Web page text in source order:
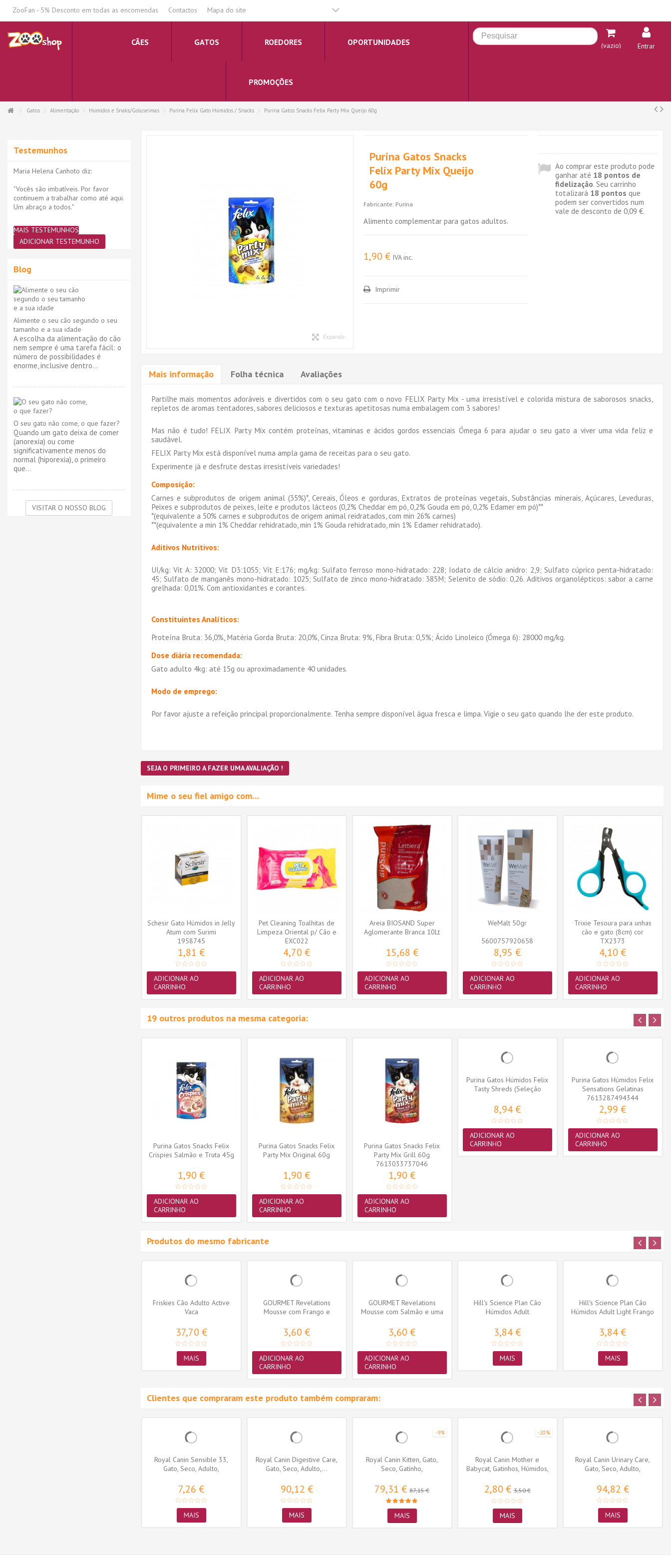
ZooFan - 5% Desconto em todas as encomendas Contactos Mapa do site
CÃES GATOS ROEDORES OPORTUNIDADES
PROMOÇÕES
(vazio) Entrar
Gatos Alimentação Humidos e Snaks/Goluseimas Purina Felix Gato Húmidos / Snacks Purina Gatos Snacks Felix Party Mix Queijo 60g
Expandir
Purina Gatos Snacks
Felix Party Mix Queijo
60g
Fabricante: Purina
Alimento complementar para gatos adultos.
1,90 € IVA inc.
Imprimir
Ao comprar este produto pode
ganhar até 18 pontos de
fidelização. Seu carrinho
totalizará 18 pontos que
podem ser convertidos num
vale de desconto de 0,09 €.
Mais informação Folha técnica Avaliações
Partilhe mais momentos adoráveis e divertidos com o seu gato com o novo FELIX Party Mix - uma irresistível e colorida mistura de saborosos snacks,
repletos de aromas tentadores, sabores deliciosos e texturas apetitosas numa embalagem com 3 sabores!
Mas não é tudo! FELIX Party Mix contém proteínas, vitaminas e ácidos gordos essenciais Ómega 6 para ajudar o seu gato a viver uma vida feliz e
saudável.
FELIX Party Mix está disponível numa ampla gama de receitas para o seu gato.
Experimente já e desfrute destas irresistíveis variedades!
Composição:
Carnes e subprodutos de origem animal (35%)*, Cereais, Óleos e gorduras, Extratos de proteínas vegetais, Substâncias minerais, Açúcares, Leveduras,
Peixes e subprodutos de peixes, leite e produtos lácteos (0,2% Cheddar em pó, 0,2% Gouda em pó, 0,2% Edamer em pó)**
*(equivalente a 50% carnes e subprodutos de origem animal reidratados, com min 26% carnes)
**(equivalente a min 1% Cheddar rehidratado, min 1% Gouda rehidratado, min 1% Edamer rehidratado).
Aditivos Nutritivos:
UI/kg: Vit A: 32000; Vit D3:1055; Vit E:176; mg/kg: Sulfato ferroso mono-hidratado: 228; Iodato de cálcio anidro: 2,9; Sulfato cúprico penta-hidratado:
45; Sulfato de manganês mono-hidratado: 1025; Sulfato de zinco mono-hidratado: 385M; Selenito de sódio: 0,26. Aditivos organolépticos: sabor a carne
grelhada: 0,01%. Com antioxidantes e corantes.
Constituintes Analíticos:
Proteína Bruta: 36,0%, Matéria Gorda Bruta: 20,0%, Cinza Bruta: 9%, Fibra Bruta: 0,5%; Ácido Linoleico (Ómega 6): 28000 mg/kg.
Dose diária recomendada:
Gato adulto 4kg: até 15g ou aproximadamente 40 unidades.
Modo de emprego:
Por favor ajuste a refeição principal proporcionalmente. Tenha sempre disponível água fresca e limpa. Vigie o seu gato quando lhe der este produto.
SEJA O PRIMEIRO A FAZER UMA AVALIAÇÃO !
Mime o seu fiel amigo com…
Schesir Gato Húmidos in Jelly
Atum com Surimi
1958745
1,81 €
ADICIONAR AO
CARRINHO
Pet Cleaning Toalhitas de
Limpeza Oriental p/ Cão e
Gato...
EXC022
4,70 €
ADICIONAR AO
CARRINHO
Areia BIOSAND Super
Aglomerante Branca 10Lt
15,68 €
ADICIONAR AO
CARRINHO
WeMalt 50gr
5600757920658
8,95 €
ADICIONAR AO
CARRINHO
Trixie Tesoura para unhas
cão e gato (8cm) cor
sortida...
TX2373
4,10 €
ADICIONAR AO
CARRINHO
19 outros produtos na mesma categoria:
Purina Gatos Snacks Felix
Crispies Salmão e Truta 45g
1,90 €
ADICIONAR AO
CARRINHO
Purina Gatos Snacks Felix
Party Mix Original 60g
1,90 €
ADICIONAR AO
CARRINHO
Purina Gatos Snacks Felix
Party Mix Grill 60g
7613033737046
1,90 €
ADICIONAR AO
CARRINHO
Purina Gatos Húmidos Felix
Tasty Shreds (Seleção
8,94 €
ADICIONAR AO
CARRINHO
Purina Gatos Húmidos Felix
Sensations Gelatinas
Seleção...
7613287494344
2,99 €
ADICIONAR AO
CARRINHO
Produtos do mesmo fabricante
Friskies Cão Adulto Active
Vaca
37,70 €
MAIS
GOURMET Revelations
Mousse com Frango e
3,60 €
ADICIONAR AO
CARRINHO
GOURMET Revelations
Mousse com Salmão e uma
3,60 €
ADICIONAR AO
CARRINHO
Hill's Science Plan Cão
Húmidos Adult
3,84 €
MAIS
Hill's Science Plan Cão
Húmidos Adult Light Frango
3,84 €
MAIS
Clientes que compraram este produto também compraram:
Royal Canin Sensible 33,
Gato, Seco, Adulto,
7,26 €
MAIS
Royal Canin Digestive Care,
Gato, Seco, Adulto,...
90,12 €
MAIS
-9%
Royal Canin Kitten, Gato,
Seco, Gatinho,
79,31 €87,15 €
MAIS
-20%
Royal Canin Mother e
Babycat, Gatinhos, Húmidos,
2,80 €3,50 €
MAIS
Royal Canin Urinary Care,
Gato, Seco, Adulto,
94,82 €
MAIS
Testemunhos
Maria Helena Canhoto diz:
"Vocês são imbatíveis. Por favor
continuem a trabalhar como até aqui.
Um abraço a todos."
MAIS TESTEMUNHOS
ADICIONAR TESTEMUNHO
Blog
Alimente o seu cão segundo o seu
tamanho e a sua idade
A escolha da alimentação do cão
nem sempre é uma tarefa fácil: o
número de possibilidades é
enorme, inclusive dentro...
O seu gato não come, o que fazer?
Quando um gato deixa de comer
(anorexia) ou come
significativamente menos do
normal (hiporexia), o primeiro
que...
VISITAR O NOSSO BLOG